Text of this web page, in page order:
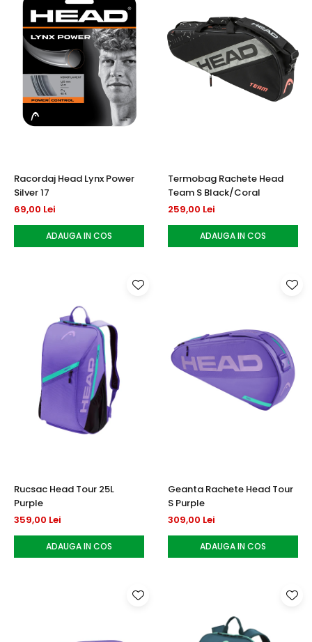
Racordaj Head Lynx Power
Silver 17
69,00 Lei
ADAUGA IN COS
Termobag Rachete Head
Team S Black/Coral
259,00 Lei
ADAUGA IN COS
Rucsac Head Tour 25L
Purple
359,00 Lei
ADAUGA IN COS
Geanta Rachete Head Tour
S Purple
309,00 Lei
ADAUGA IN COS